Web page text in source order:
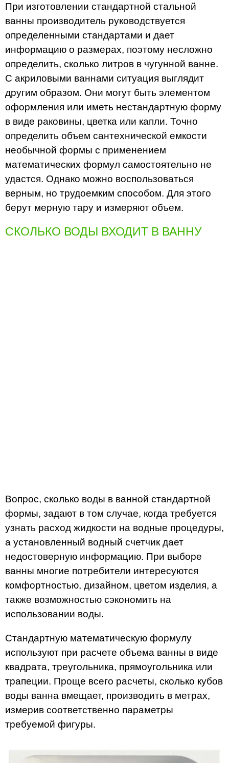
При изготовлении стандартной стальной
ванны производитель руководствуется
определенными стандартами и дает
информацию о размерах, поэтому несложно
определить, сколько литров в чугунной ванне.
С акриловыми ваннами ситуация выглядит
другим образом. Они могут быть элементом
оформления или иметь нестандартную форму
в виде раковины, цветка или капли. Точно
определить объем сантехнической емкости
необычной формы с применением
математических формул самостоятельно не
удастся. Однако можно воспользоваться
верным, но трудоемким способом. Для этого
берут мерную тару и измеряют объем.
СКОЛЬКО ВОДЫ ВХОДИТ В ВАННУ
Вопрос, сколько воды в ванной стандартной
формы, задают в том случае, когда требуется
узнать расход жидкости на водные процедуры,
а установленный водный счетчик дает
недостоверную информацию. При выборе
ванны многие потребители интересуются
комфортностью, дизайном, цветом изделия, а
также возможностью сэкономить на
использовании воды.
Стандартную математическую формулу
используют при расчете объема ванны в виде
квадрата, треугольника, прямоугольника или
трапеции. Проще всего расчеты, сколько кубов
воды ванна вмещает, производить в метрах,
измерив соответственно параметры
требуемой фигуры.